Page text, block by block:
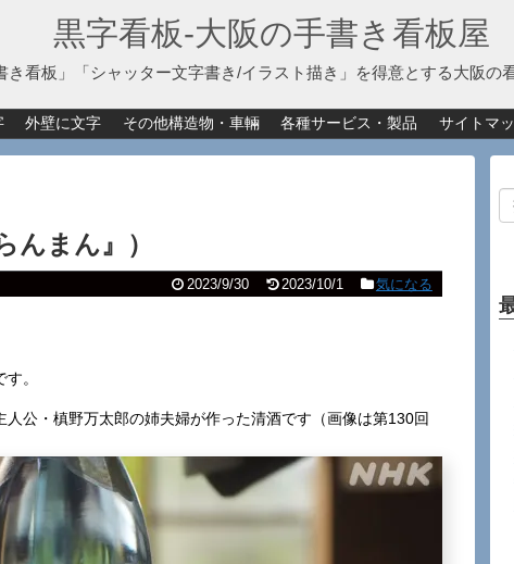
黒字看板‐大阪の手書き看板屋
き看板」「シャッター文字書き/イラスト描き」を得意とする大阪の
外壁に文字 その他構造物・車輛 各種サービス・製品 サイトマ
んまん』）
2023/9/30 2023/10/1 気になる
。
公・槙野万太郎の姉夫婦が作った清酒です（画像は第130回